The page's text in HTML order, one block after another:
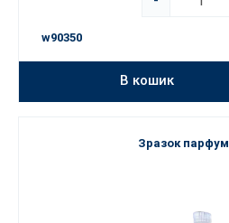
w90350
В кошик
Зразок